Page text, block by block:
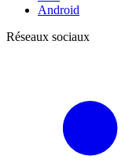
Android
Réseaux sociaux